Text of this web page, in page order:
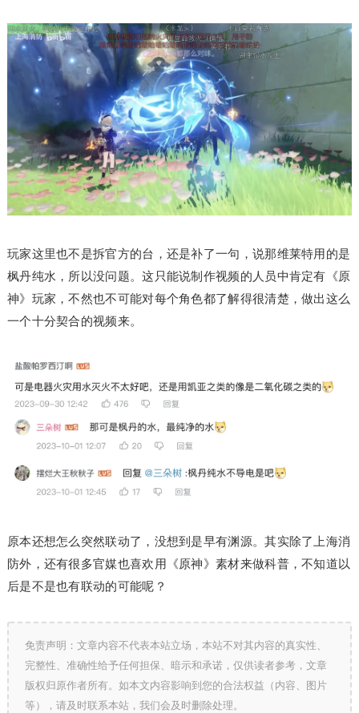
玩家这里也不是拆官方的台，还是补了一句，说那维莱特用的是
枫丹纯水，所以没问题。这只能说制作视频的人员中肯定有《原
神》玩家，不然也不可能对每个角色都了解得很清楚，做出这么
一个十分契合的视频来。
原本还想怎么突然联动了，没想到是早有渊源。其实除了上海消
防外，还有很多官媒也喜欢用《原神》素材来做科普，不知道以
后是不是也有联动的可能呢？
免责声明：文章内容不代表本站立场，本站不对其内容的真实性、
完整性、准确性给予任何担保、暗示和承诺，仅供读者参考，文章
版权归原作者所有。如本文内容影响到您的合法权益（内容、图片
等），请及时联系本站，我们会及时删除处理。